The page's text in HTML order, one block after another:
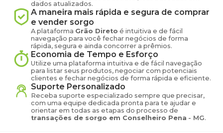
dados atualizados.
A maneira mais rápida e segura de comprar
e vender sorgo
A plataforma Grão Direto é intuitiva e de fácil
navegação para você fechar negócios de forma
rápida, segura e ainda concorrer a prêmios.
Economia de Tempo e Esforço
Utilize uma plataforma intuitiva e de fácil navegação
para listar seus produtos, negociar com potenciais
clientes e fechar negócios de forma rápida e eficiente.
Suporte Personalizado
Receba suporte especializado sempre que precisar,
com uma equipe dedicada pronta para te ajudar e
orientar em todas as etapas do processo de
transações de sorgo em Conselheiro Pena - MG.